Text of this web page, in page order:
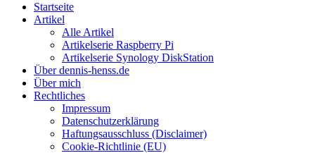
Startseite
Artikel
Alle Artikel
Artikelserie Raspberry Pi
Artikelserie Synology DiskStation
Über dennis-henss.de
Über mich
Rechtliches
Impressum
Datenschutzerklärung
Haftungsausschluss (Disclaimer)
Cookie-Richtlinie (EU)